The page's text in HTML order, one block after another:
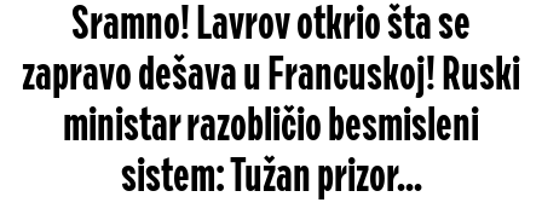
Sramno! Lavrov otkrio šta se
zapravo dešava u Francuskoj! Ruski
ministar razobličio besmisleni
sistem: Tužan prizor...